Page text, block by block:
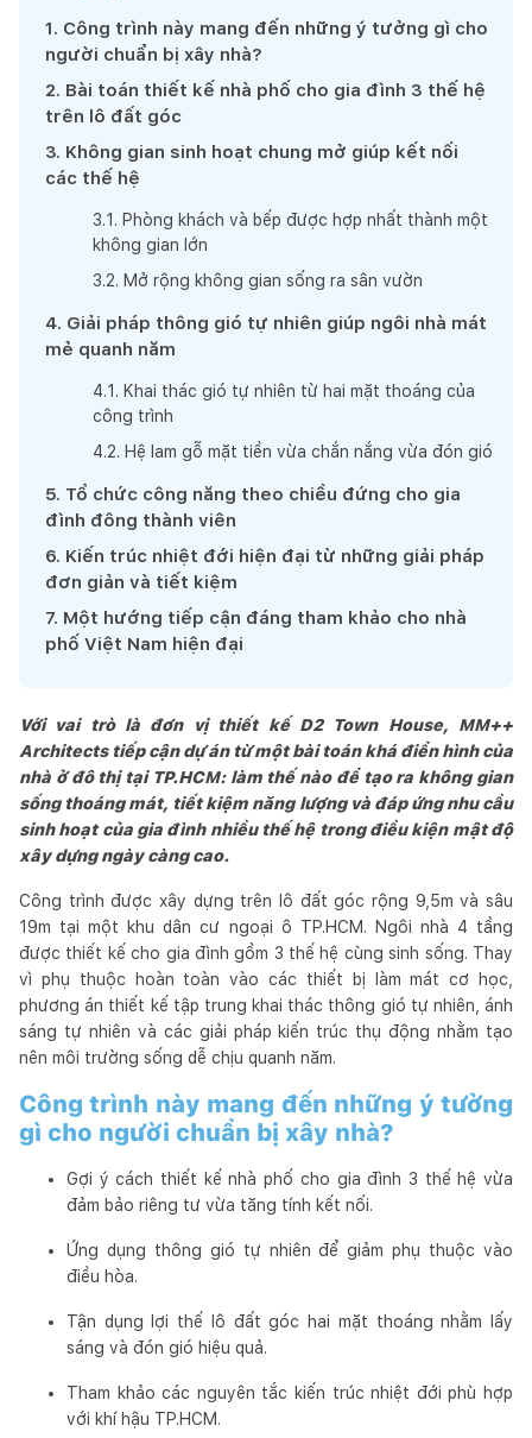
1. Công trình này mang đến những ý tưởng gì cho
người chuẩn bị xây nhà?
2. Bài toán thiết kế nhà phố cho gia đình 3 thế hệ
trên lô đất góc
3. Không gian sinh hoạt chung mở giúp kết nối
các thế hệ
3.1 . Phòng khách và bếp được hợp nhất thành một
không gian lớn
3.2. Mở rộng không gian sống ra sân vườn
4. Giải pháp thông gió tự nhiên giúp ngôi nhà mát
mẻ quanh năm
4.1 . Khai thác gió tự nhiên từ hai mặt thoáng của
công trình
4.2. Hệ lam gỗ mặt tiền vừa chắn nắng vừa đón gió
5. Tổ chức công năng theo chiều đứng cho gia
đình đông thành viên
6. Kiến trúc nhiệt đới hiện đại từ những giải pháp
đơn giản và tiết kiệm
7. Một hướng tiếp cận đáng tham khảo cho nhà
phố Việt Nam hiện đại
Với vai trò là đơn vị thiết kế D2 Town House, MM++
Architects tiếp cận dự án từ một bài toán khá điển hình của
nhà ở đô thị tại TP.HCM: làm thế nào để tạo ra không gian
sống thoáng mát, tiết kiệm năng lượng và đáp ứng nhu cầu
sinh hoạt của gia đình nhiều thế hệ trong điều kiện mật độ
xây dựng ngày càng cao.
Công trình được xây dựng trên lô đất góc rộng 9,5m và sâu
19m tại một khu dân cư ngoại ô TP.HCM. Ngôi nhà 4 tầng
được thiết kế cho gia đình gồm 3 thế hệ cùng sinh sống. Thay
vì phụ thuộc hoàn toàn vào các thiết bị làm mát cơ học,
phương án thiết kế tập trung khai thác thông gió tự nhiên, ánh
sáng tự nhiên và các giải pháp kiến trúc thụ động nhằm tạo
nên môi trường sống dễ chịu quanh năm.
Công trình này mang đến những ý tưởng
gì cho người chuẩn bị xây nhà?
Gợi ý cách thiết kế nhà phố cho gia đình 3 thế hệ vừa
đảm bảo riêng tư vừa tăng tính kết nối.
Ứng dụng thông gió tự nhiên để giảm phụ thuộc vào
điều hòa.
Tận dụng lợi thế lô đất góc hai mặt thoáng nhằm lấy
sáng và đón gió hiệu quả.
Tham khảo các nguyên tắc kiến trúc nhiệt đới phù hợp
với khí hậu TP.HCM.